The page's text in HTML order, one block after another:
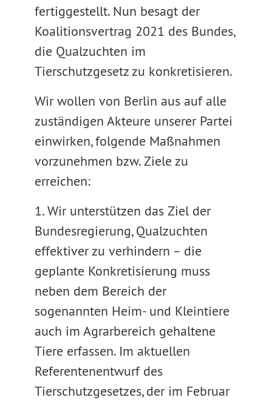
fertiggestellt. Nun besagt der
Koalitionsvertrag 2021 des Bundes,
die Qualzuchten im
Tierschutzgesetz zu konkretisieren.
Wir wollen von Berlin aus auf alle
zuständigen Akteure unserer Partei
einwirken, folgende Maßnahmen
vorzunehmen bzw. Ziele zu
erreichen:
1. Wir unterstützen das Ziel der
Bundesregierung, Qualzuchten
effektiver zu verhindern – die
geplante Konkretisierung muss
neben dem Bereich der
sogenannten Heim- und Kleintiere
auch im Agrarbereich gehaltene
Tiere erfassen. Im aktuellen
Referentenentwurf des
Tierschutzgesetzes, der im Februar